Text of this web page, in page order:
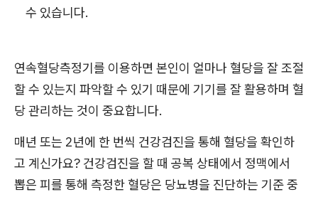
수 있습니다.
연속혈당측정기를 이용하면 본인이 얼마나 혈당을 잘 조절
할 수 있는지 파악할 수 있기 때문에 기기를 잘 활용하며 혈
당 관리하는 것이 중요합니다.
매년 또는 2년에 한 번씩 건강검진을 통해 혈당을 확인하
고 계신가요? 건강검진을 할 때 공복 상태에서 정맥에서
뽑은 피를 통해 측정한 혈당은 당뇨병을 진단하는 기준 중